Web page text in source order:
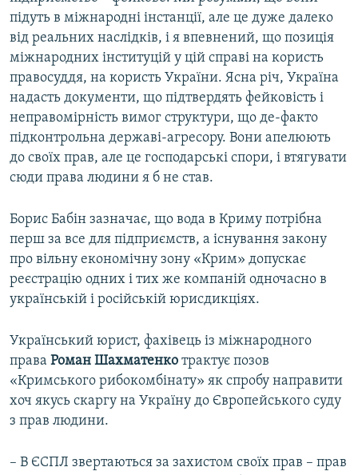
підуть в міжнародні інстанції, але це дуже далеко
від реальних наслідків, і я впевнений, що позиція
міжнародних інституцій у цій справі на користь
правосуддя, на користь України. Ясна річ, Україна
надасть документи, що підтвердять фейковість і
неправомірність вимог структури, що де-факто
підконтрольна державі-агресору. Вони апелюють
до своїх прав, але це господарські спори, і втягувати
сюди права людини я б не став.
Борис Бабін зазначає, що вода в Криму потрібна
перш за все для підприємств, а існування закону
про вільну економічну зону «Крим» допускає
реєстрацію одних і тих же компаній одночасно в
українській і російській юрисдикціях.
Український юрист, фахівець із міжнародного
права Роман Шахматенко трактує позов
«Кримського рибокомбінату» як спробу направити
хоч якусь скаргу на Україну до Європейського суду
з прав людини.
– В ЄСПЛ звертаються за захистом своїх прав – прав